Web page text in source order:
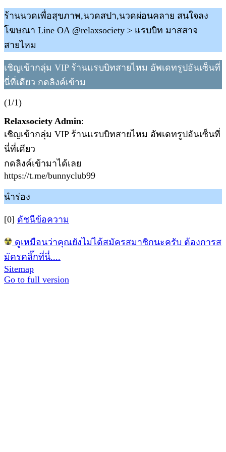
ร้านนวดเพื่อสุขภาพ,นวดสปา,นวดผ่อนคลาย สนใจลง
โฆษณา Line OA @relaxsociety > แรบบิท มาสสาจ
สายไหม
เชิญเข้ากลุ่ม VIP ร้านแรบบิทสายไหม อัพเดทรูปอันเซ็นที่
นี่ที่เดียว กดลิงค์เข้าม
(1/1)
Relaxsociety Admin:
เชิญเข้ากลุ่ม VIP ร้านแรบบิทสายไหม อัพเดทรูปอันเซ็นที่
นี่ที่เดียว
กดลิงค์เข้ามาได้เลย
https://t.me/bunnyclub99
นำร่อง
[0] ดัชนีข้อความ
ดูเหมือนว่าคุณยังไม่ได้สมัครสมาชิกนะครับ ต้องการส
มัครคลิ๊กที่นี่....
Sitemap
Go to full version